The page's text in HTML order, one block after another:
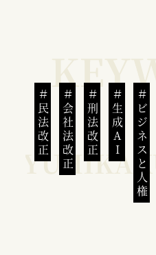
民法改正 会社法改正 刑法改正 生成AI ビジネスと人権